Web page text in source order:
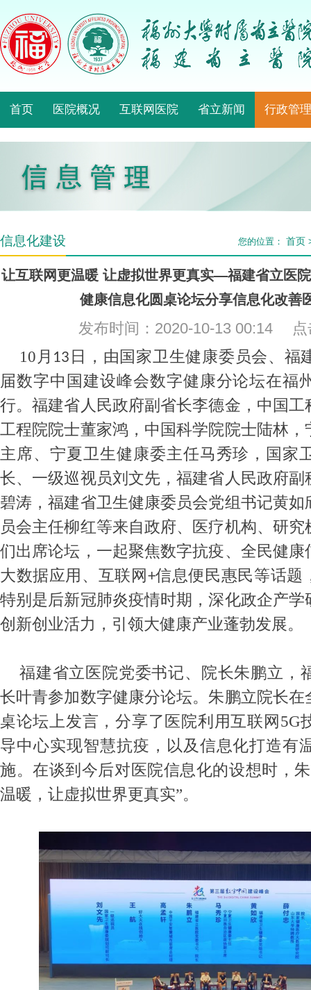
首页 医院概况 互联网医院 省立新闻 行政管理
信息化建设 您的位置： 首页
让互联网更温暖 让虚拟世界更真实—福建省立医
健康信息化圆桌论坛分享信息化改善
发布时间：2020-10-13 00:14 点
10 月 13 日，由国家卫生健康委员会、福
届数字中国建设峰会数字健康分论坛在福
行。福建省人民政府副省长李德金，中国
工程院院士董家鸿，中国科学院院士陆林
主席、宁夏卫生健康委主任马秀珍，国家
长、一级巡视员刘文先，福建省人民政府
碧涛，福建省卫生健康委员会党组书记黄
员会主任柳红等来自政府、医疗机构、研
们出席论坛，一起聚焦数字抗疫、全民健
大数据应用、互联网+信息便民惠民等话题
特别是后新冠肺炎疫情时期，深化政企产
创新创业活力，引领大健康产业蓬勃发展。
福建省立医院党委书记、院长朱鹏立，
长叶青参加数字健康分论坛。朱鹏立院长
桌论坛上发言，分享了医院利用互联网5G
导中心实现智慧抗疫，以及信息化打造有
施。在谈到今后对医院信息化的设想时，
温暖，让虚拟世界更真实”。